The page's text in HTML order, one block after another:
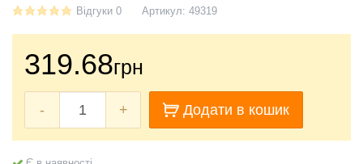
Відгуки 0 Артикул: 49319
319.68грн
- + Додати в кошик